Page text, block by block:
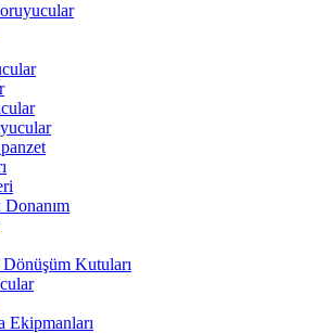
Dönüşüm Kutuları
Ekipmanları